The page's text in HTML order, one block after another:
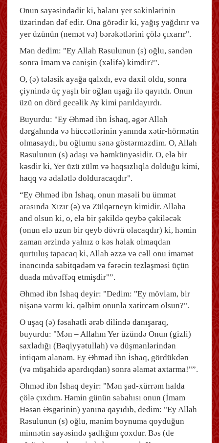
Onun sayəsindədir ki, bəlanı yer sakinlərinin
üzərindən dəf edir. Ona görədir ki, yağış yağdırır və
yer üzünün (nemət və) bərəkətlərini çölə çıxarır".
Mən dedim: "Ey Allah Rəsulunun (s) oğlu, səndən
sonra İmam və canişin (xəlifə) kimdir?".
O, (ə) tələsik ayağa qalxdı, evə daxil oldu, sonra
çiynində üç yaşlı bir oğlan uşağı ilə qayıtdı. Onun
üzü on dörd gecəlik Ay kimi parıldayırdı.
Buyurdu: "Ey Əhməd ibn İshaq, əgər Allah
dərgahında və hüccətlərinin yanında xətir-hörmətin
olmasaydı, bu oğlumu sənə göstərməzdim. O, Allah
Rəsulunun (s) adaşı və həmkünyəsidir. O, elə bir
kəsdir ki, Yer üzü zülm və haqsızlıqla dolduğu kimi,
haqq və ədalətlə dolduracaqdır".
“Ey Əhməd ibn İshaq, onun məsəli bu ümmət
arasında Xızır (ə) və Zülqərneyn kimidir. Allaha
and olsun ki, o, elə bir şəkildə qeybə çəkiləcək
(onun elə uzun bir qeyb dövrü olacaqdır) ki, həmin
zaman ərzində yalnız o kəs həlak olmaqdan
qurtuluş tapacaq ki, Allah əzzə və cəll onu imamət
inancında sabitqədəm və fərəcin tezləşməsi üçün
duada müvəffəq etmişdir"”.
Əhməd ibn İshaq deyir: "Dedim: "Ey mövlam, bir
nişanə varmı ki, qəlbim onunla xatircəm olsun?".
O uşaq (ə) fəsahətli ərəb dilində danışaraq,
buyurdu: "Mən – Allahın Yer üzündə Onun (gizli)
saxladığı (Bəqiyyətullah) və düşmənlərindən
intiqam alanam. Ey Əhməd ibn İshaq, gördükdən
(və müşahidə apardıqdan) sonra əlamət axtarma!"”.
Əhməd ibn İshaq deyir: "Mən şad-xürrəm halda
çölə çıxdım. Həmin günün sabahısı onun (İmam
Həsən Əsgərinin) yanına qayıdıb, dedim: "Ey Allah
Rəsulunun (s) oğlu, mənim boynuma qoyduğun
minnətin sayəsində şadlığım çoxdur. Bəs (de